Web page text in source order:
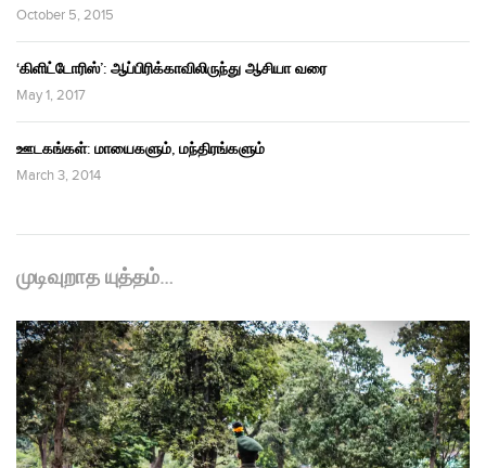
October 5, 2015
‘கிளிட்டோரிஸ்’: ஆப்பிரிக்காவிலிருந்து ஆசியா வரை
May 1, 2017
ஊடகங்கள்: மாயைகளும், மந்திரங்களும்
March 3, 2014
முடிவுறாத யுத்தம்…